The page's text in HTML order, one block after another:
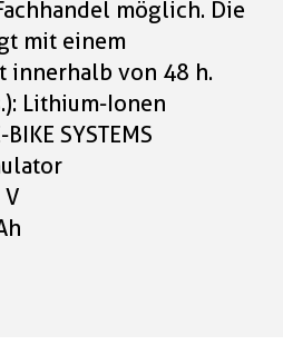
möglich. Die
mit einem
innerhalb von 48 h.
Lithium-Ionen
SYSTEMS